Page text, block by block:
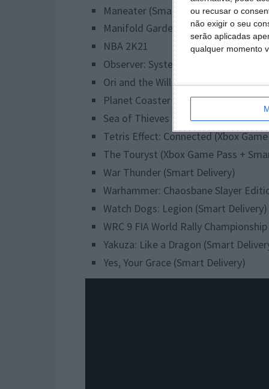
ou recusar o
não exigir o seu
serão aplicadas
qualquer momento
Maneater (Smart Delivery)
Manifold Garden (Smart Delivery)
NBA 2K21
Observer: System Redux
Ori and the Will of the Wisps (Xbox
Planet Coaster (Smart Delivery)
Sea of Thieves (Xbox Game Pass +
Tetris Effect: Connected (Xbox
The Touryst (Xbox Game Pass +
War Thunder (Smart Delivery)
Warhammer: Chaosbane Slayer
Watch Dogs: Legion (Smart Delivery)
WRC 9 FIA World Rally
Yakuza: Like a Dragon (Smart
Yes, Your Grace (Smart Delivery)